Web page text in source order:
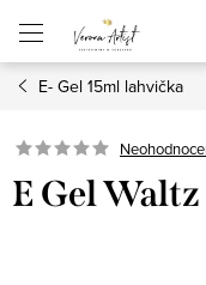
obsah
E- Gel 15ml lahvička
E Gel